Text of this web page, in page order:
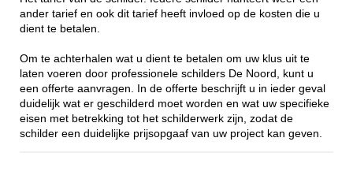
ander tarief en ook dit tarief heeft invloed op de kosten die u
dient te betalen.
Om te achterhalen wat u dient te betalen om uw klus uit te
laten voeren door professionele schilders De Noord, kunt u
een offerte aanvragen. In de offerte beschrijft u in ieder geval
duidelijk wat er geschilderd moet worden en wat uw specifieke
eisen met betrekking tot het schilderwerk zijn, zodat de
schilder een duidelijke prijsopgaaf van uw project kan geven.